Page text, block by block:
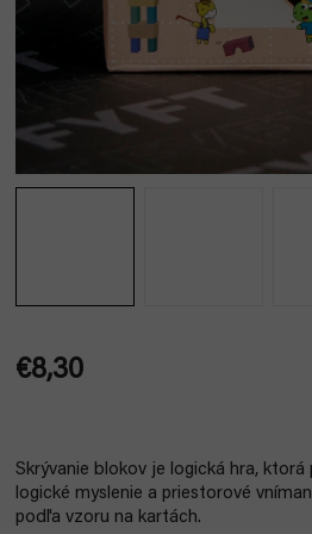
€8,30
Skrývanie blokov je logická hra,
logické myslenie a priestorové
podľa vzoru na kartách.